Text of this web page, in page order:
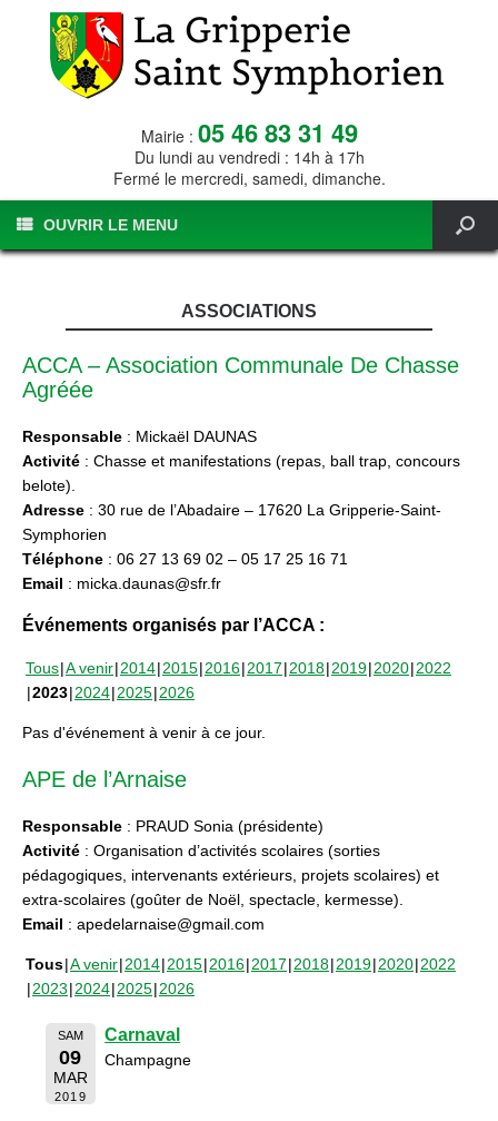
Mairie : 05 46 83 31 49
Du lundi au vendredi : 14h à 17h
Fermé le mercredi, samedi, dimanche.
OUVRIR LE MENU
ASSOCIATIONS
ACCA – Association Communale De Chasse
Agréée
Responsable : Mickaël DAUNAS
Activité : Chasse et manifestations (repas, ball trap, concours
belote).
Adresse : 30 rue de l’Abadaire – 17620 La Gripperie-Saint-
Symphorien
Téléphone : 06 27 13 69 02 – 05 17 25 16 71
Email : micka.daunas@sfr.fr
Événements organisés par l’ACCA :
Tous A venir 2014 2015 2016 2017 2018 2019 2020 2022
2023 2024 2025 2026
Pas d'événement à venir à ce jour.
APE de l’Arnaise
Responsable : PRAUD Sonia (présidente)
Activité : Organisation d’activités scolaires (sorties
pédagogiques, intervenants extérieurs, projets scolaires) et
extra-scolaires (goûter de Noël, spectacle, kermesse).
Email : apedelarnaise@gmail.com
Tous A venir 2014 2015 2016 2017 2018 2019 2020 2022
2023 2024 2025 2026
SAM
09
MAR
2019
Carnaval
Champagne